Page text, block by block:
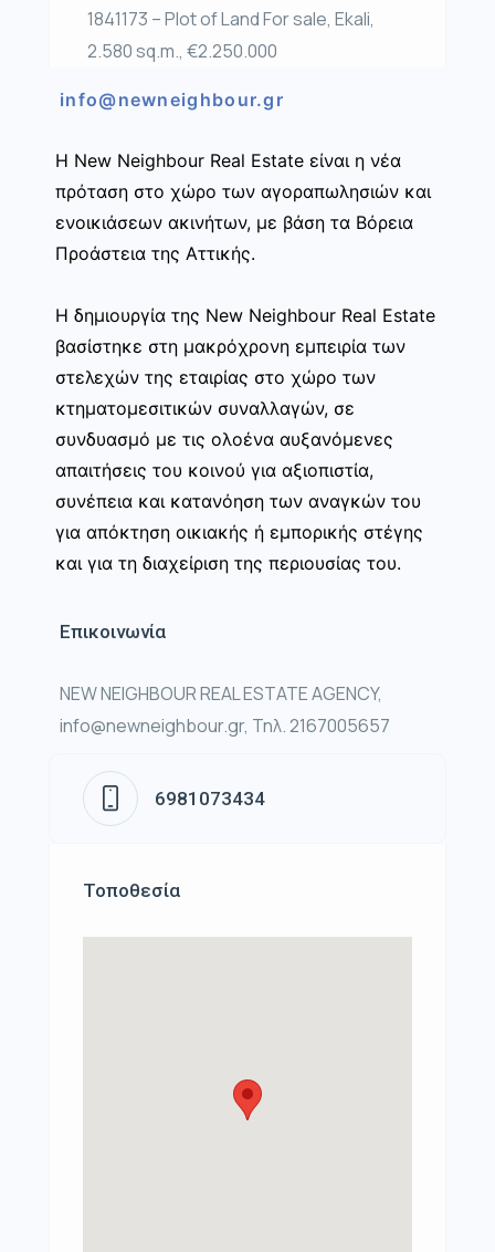
1841173 – Plot of Land For sale, Ekali,
2.580 sq.m., €2.250.000
info@newneighbour.gr
Η New Neighbour Real Estate είναι η νέα
πρόταση στο χώρο των αγοραπωλησιών και
ενοικιάσεων ακινήτων, με βάση τα Βόρεια
Προάστεια της Αττικής.
Η δημιουργία της New Neighbour Real Estate
βασίστηκε στη μακρόχρονη εμπειρία των
στελεχών της εταιρίας στο χώρο των
κτηματομεσιτικών συναλλαγών, σε
συνδυασμό με τις ολοένα αυξανόμενες
απαιτήσεις του κοινού για αξιοπιστία,
συνέπεια και κατανόηση των αναγκών του
για απόκτηση οικιακής ή εμπορικής στέγης
και για τη διαχείριση της περιουσίας του.
Επικοινωνία
NEW NEIGHBOUR REAL ESTATE AGENCY,
info@newneighbour.gr, Τηλ. 2167005657
6981073434
Τοποθεσία